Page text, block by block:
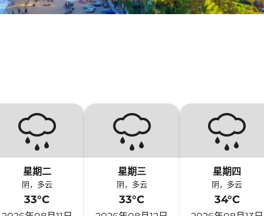
星期二
阴，多云
33°C
星期三
阴，多云
33°C
星期四
阴，多云
34°C